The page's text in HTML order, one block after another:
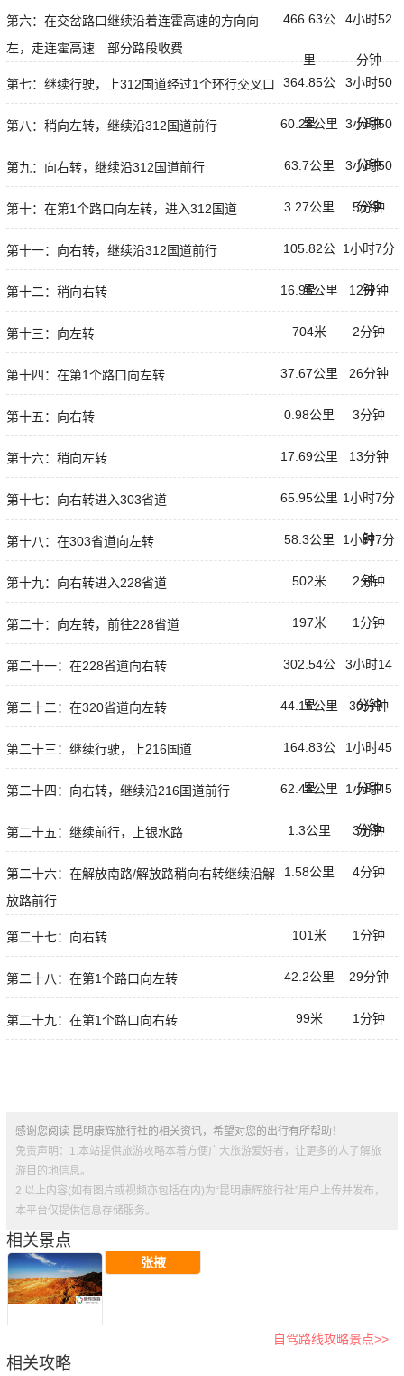
第六：在交岔路口继续沿着连霍高速的方向向
左，走连霍高速 部分路段收费
466.63公
里
4小时52
分钟
第七：继续行驶，上312国道经过1个环行交叉口
364.85公
里
3小时50
分钟
第八：稍向左转，继续沿312国道前行 60.28公里 3小时50
分钟
第九：向右转，继续沿312国道前行 63.7公里 3小时50
分钟
第十：在第1个路口向左转，进入312国道 3.27公里 5分钟
第十一：向右转，继续沿312国道前行 105.82公
里
1小时7分
钟
第十二：稍向右转 16.96公里 12分钟
第十三：向左转 704米 2分钟
第十四：在第1个路口向左转 37.67公里 26分钟
第十五：向右转 0.98公里 3分钟
第十六：稍向左转 17.69公里 13分钟
第十七：向右转进入303省道 65.95公里 1小时7分
钟
第十八：在303省道向左转 58.3公里 1小时7分
钟
第十九：向右转进入228省道 502米 2分钟
第二十：向左转，前往228省道 197米 1分钟
第二十一：在228省道向右转 302.54公
里
3小时14
分钟
第二十二：在320省道向左转 44.16公里 30分钟
第二十三：继续行驶，上216国道 164.83公
里
1小时45
分钟
第二十四：向右转，继续沿216国道前行 62.48公里 1小时45
分钟
第二十五：继续前行，上银水路 1.3公里 3分钟
第二十六：在解放南路/解放路稍向右转继续沿解
放路前行
1.58公里 4分钟
第二十七：向右转 101米 1分钟
第二十八：在第1个路口向左转 42.2公里 29分钟
第二十九：在第1个路口向右转 99米 1分钟
感谢您阅读 昆明康辉旅行社的相关资讯，希望对您的出行有所帮助！
免责声明：1.本站提供旅游攻略本着方便广大旅游爱好者，让更多的人了解旅
游目的地信息。
2.以上内容(如有图片或视频亦包括在内)为“昆明康辉旅行社”用户上传并发布，
本平台仅提供信息存储服务。
相关景点
张掖
自驾路线攻略景点>>
相关攻略